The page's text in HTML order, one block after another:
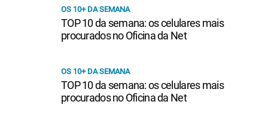
OS 10+ DA SEMANA
TOP 10 da semana: os celulares mais
procurados no Oficina da Net
OS 10+ DA SEMANA
TOP 10 da semana: os celulares mais
procurados no Oficina da Net